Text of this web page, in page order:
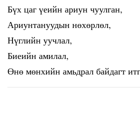
Бүх цаг үеийн ариун чуулган,
Ариунтануудын нөхөрлөл,
Нүглийн уучлал,
Биеийн амилал,
Өнө мөнхийн амьдрал байдагт